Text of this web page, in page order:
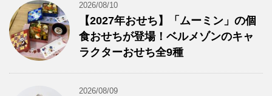
2026/08/10
【2027年おせち】「ムーミン」の個
食おせちが登場！ベルメゾンのキャ
ラクターおせち全9種
2026/08/09